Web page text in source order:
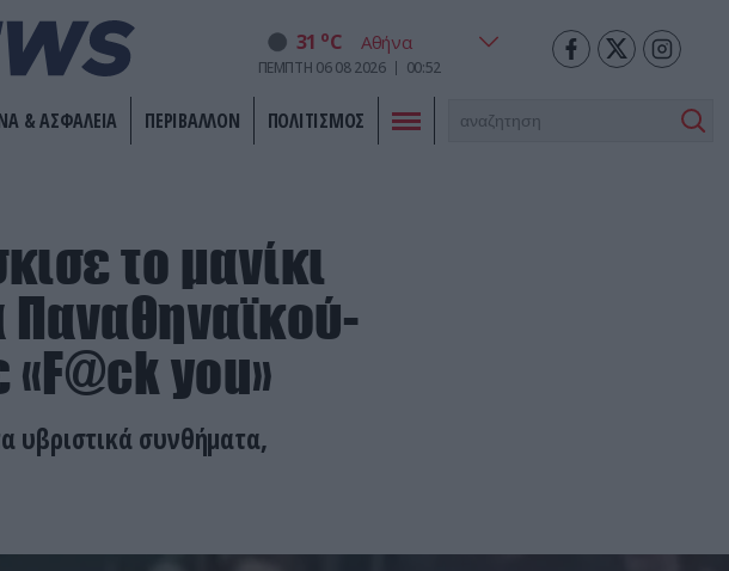
31 oC
ΠΕΜΠΤΗ 06 08 2026 00:52
& ΑΣΦΑΛΕΙΑ ΠΕΡΙΒΑΛΛΟΝ ΠΟΛΙΤΙΣΜΟΣ
το μανίκι
Παναθηναϊκού-
you»
υβριστικά συνθήματα,